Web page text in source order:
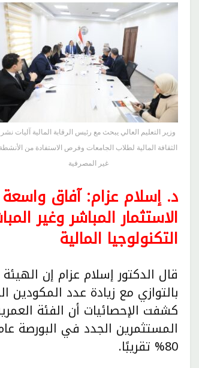
وزير التعليم العالي يبحث مع رئيس الرقابة المالية آليات نشر
الثقافة المالية لطلاب الجامعات وفرص الاستفادة من الأنشطة
غير المصرفية
د. إسلام عزام: آفاق واسعة
الاستثمار المباشر وغير
التكنولوجيا المالية
قال الدكتور إسلام عزام إن
بالتوازي مع زيادة عدد
80% تقريبًا.